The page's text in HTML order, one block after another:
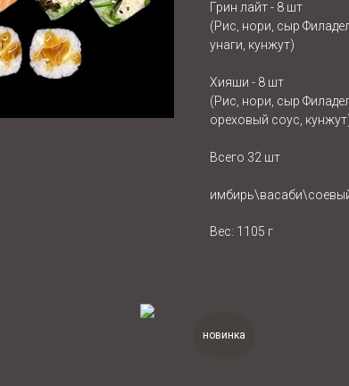
Грин лайт - 8 шт
(Рис, нори, сыр
унаги, кунжут)
Хияши - 8 шт
(Рис, нори, сыр
ореховый соус,
Всего 32 шт
Вес: 1105 г
новинка